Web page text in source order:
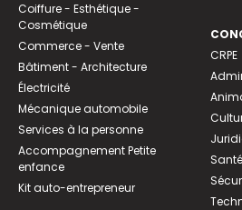
Coiffure - Esthétique -
Cosmétique
Commerce - Vente
Bâtiment - Architecture
Électricité
Mécanique automobile
Services à la personne
Accompagnement Petite
enfance
Kit auto-entrepreneur
CRPE